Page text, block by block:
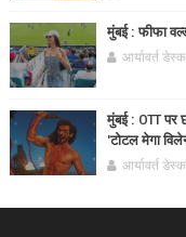
मुंबई : फीफा
आर्यावर्त डेस्क
मुंबई : OTT पर
'टोटल मेगा
आर्यावर्त डेस्क